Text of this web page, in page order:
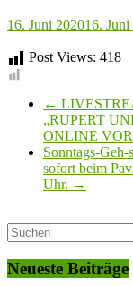
16. Juni 202016. Juni
Post Views: 418
←
„RUPERT
ONLINE
Sonntags-
sofort beim
Uhr. →
Neueste Beiträge